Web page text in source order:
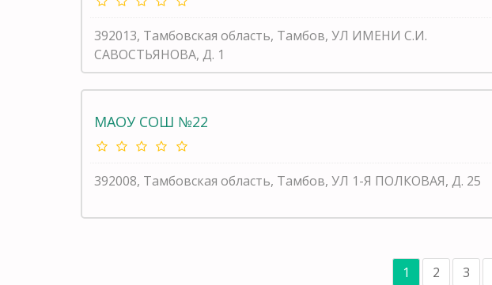
392013, Тамбовская область, Тамбов, УЛ ИМЕНИ С.И.
САВОСТЬЯНОВА, Д. 1
МАОУ СОШ №22
392008, Тамбовская область, Тамбов, УЛ 1-Я ПОЛКОВАЯ, Д. 25
1 2 3